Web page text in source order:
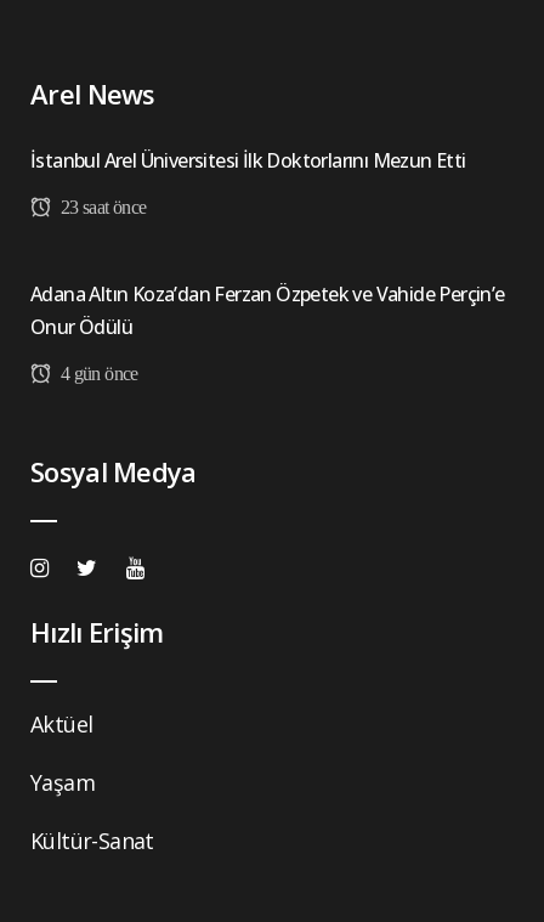
Arel News
İstanbul Arel Üniversitesi İlk Doktorlarını Mezun Etti
23 saat önce
Adana Altın Koza’dan Ferzan Özpetek ve Vahide Perçin’e
Onur Ödülü
4 gün önce
Sosyal Medya
Hızlı Erişim
Aktüel
Yaşam
Kültür-Sanat